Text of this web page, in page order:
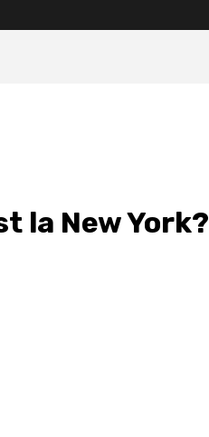
la New York?